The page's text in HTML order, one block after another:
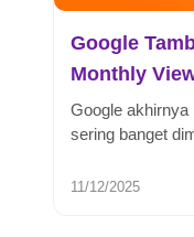
Google
Monthly
Google akhirnya
sering banget
11/12/2025